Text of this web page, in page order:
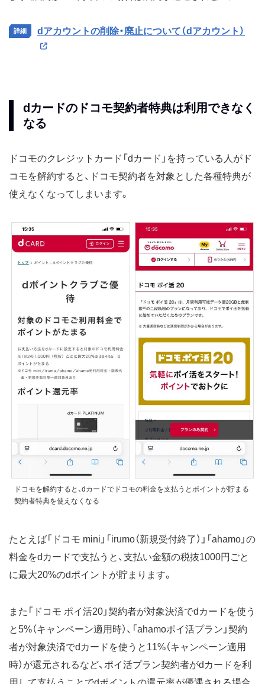
dアカウントの削除・廃止について（dアカウント）
dカードのドコモ契約者特典は利用できなく
なる
ドコモのクレジットカード「dカード」を持っている人がド
コモを解約すると、ドコモ契約者を対象とした各種特典が
使えなくなってしまいます。
ドコモを解約すると、dカードでドコモの料金を支払うとポイントが貯まる
契約者特典を使えなくなる
たとえば「ドコモ mini」「irumo（新規受付終了）」「ahamo」の
料金をdカードで支払うと、支払い金額の税抜1000円ごと
に最大20%のdポイントが貯まります。
また「ドコモ ポイ活20」契約者が対象決済でdカードを使う
と5%（キャンペーン適用時）、「ahamoポイ活プラン」契約
者が対象決済でdカードを使うと11%（キャンペーン適用
時）が還元されるなど、ポイ活プラン契約者がdカードを利